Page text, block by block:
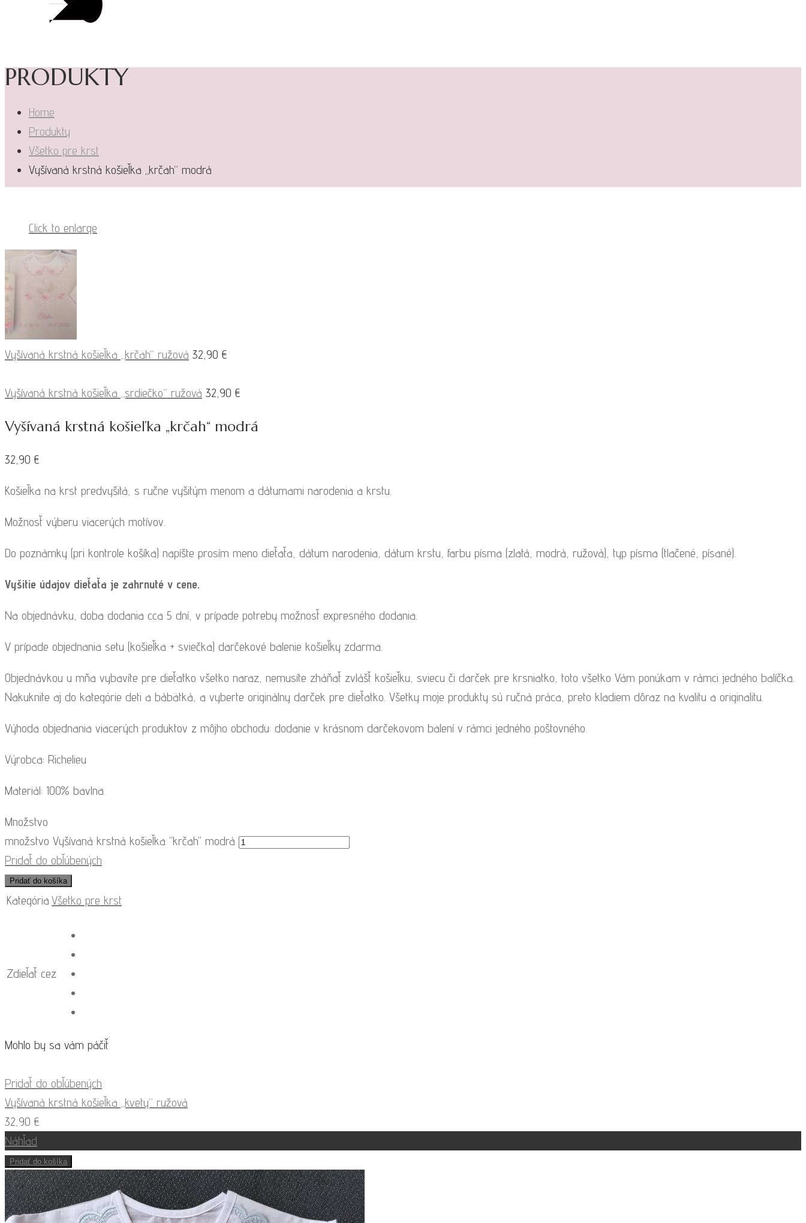
PRODUKTY
Home
Produkty
Všetko pre krst
Vyšívaná krstná košieľka „krčah“ modrá
Click to enlarge
Vyšívaná krstná košieľka „krčah“ ružová 32,90 €
Vyšívaná krstná košieľka „srdiečko“ ružová 32,90 €
Vyšívaná krstná košieľka „krčah“ modrá
32,90 €
Košieľka na krst predvyšitá, s ručne vyšitým menom a dátumami narodenia a krstu.
Možnosť výberu viacerých motívov.
Do poznámky (pri kontrole košíka) napíšte prosím meno dieťaťa, dátum narodenia, dátum krstu, farbu písma (zlatá, modrá, ružová), typ písma (tlačené, písané).
Vyšitie údajov dieťaťa je zahrnuté v cene.
Na objednávku, doba dodania cca 5 dní, v prípade potreby možnosť expresného dodania.
V prípade objednania setu (košieľka + sviečka) darčekové balenie košieľky zdarma.
Objednávkou u mňa vybavíte pre dieťatko všetko naraz, nemusíte zháňať zvlášť košieľku, sviecu či darček pre krsniatko, toto všetko Vám ponúkam v rámci jedného balíčka.
Nakuknite aj do kategórie deti a bábätká, a vyberte originálny darček pre dieťatko. Všetky moje produkty sú ručná práca, preto kladiem dôraz na kvalitu a originalitu.
Výhoda objednania viacerých produktov z môjho obchodu: dodanie v krásnom darčekovom balení v rámci jedného poštovného.
Výrobca: Richelieu
Materiál: 100% bavlna
Množstvo
množstvo Vyšívaná krstná košieľka "krčah" modrá
Pridať do obľúbených
Pridať do košíka
Kategória Všetko pre krst
Zdieľať cez
Mohlo by sa vám páčiť
Pridať do obľúbených
Vyšívaná krstná košieľka „kvety“ ružová
32,90 €
Náhľad
Pridať do košíka